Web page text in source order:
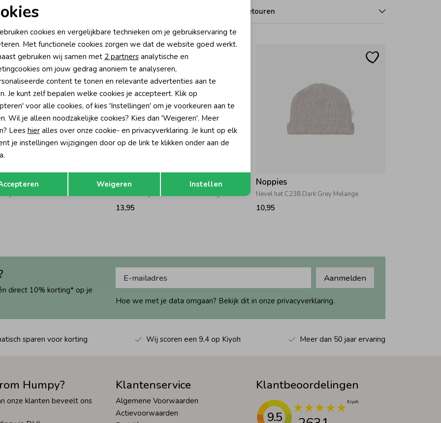
Ruilen en retouren
P778 Rose Smoke
Noppies
Niwot Mutsje P611 Oatmeal Melange
13,95
Noppies
Nevel hat C238 Dark Grey Melange
10,95
direct 10% korting* op je
Aanmelden
Hoe we met je data omgaan? Bekijk dit in onze privacyverklaring.
sparen voor korting Wij scoren een 9,4 op Kiyoh Meer dan 50 jaar ervaring
Humpy?
onze klanten beveelt ons
Klantenservice
Algemene Voorwaarden
Actievoorwaarden
Klantbeoordelingen
9.5
cookies
cookies Marketing cookies
Opslaan
cookies en vergelijkbare technieken om je gebruikservaring te
Met functionele cookies zorgen we dat de website goed werkt.
gebruiken wij samen met 2 partnersanalytische en
om jouw gedrag anoniem te analyseren,
content te tonen en relevante advertenties aan te
Je kunt zelf bepalen welke cookies je accepteert. Klik op
voor alle cookies, of kies 'Instellingen' om je voorkeuren aan te
Wil je alleen noodzakelijke cookies? Kies dan 'Weigeren'. Meer
Lees hieralles over onze cookie- en privacyverklaring. Je kunt op elk
je instellingen wijzigingen door op de link te klikken onder aan de
Weigeren Instellen